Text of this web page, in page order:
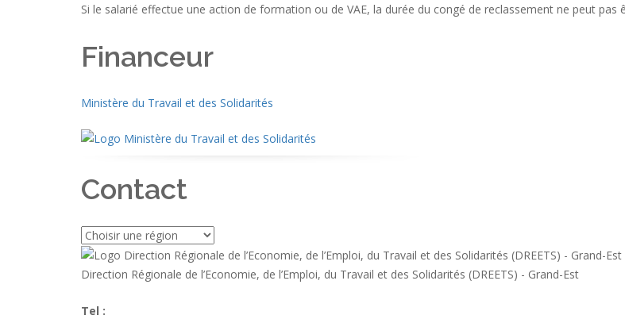
Si le salarié effectue une action de formation ou de VAE, la durée du congé de reclassement ne peut
Financeur
Ministère du Travail et des Solidarités
Contact
Direction Régionale de l’Economie, de l’Emploi, du Travail et des Solidarités (DREETS) - Grand-Est
Tel :